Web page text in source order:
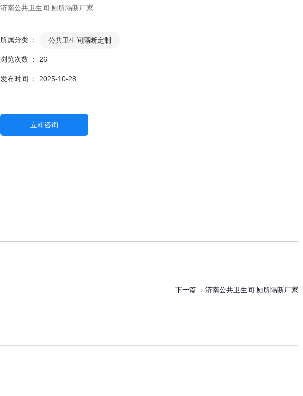
济南公共卫生间 厕所隔断厂家
所属分类 ： 公共卫生间隔断定制
浏览次数 ： 26
发布时间 ： 2025-10-28
立即咨询
下一篇 ： 济南公共卫生间 厕所隔断厂家